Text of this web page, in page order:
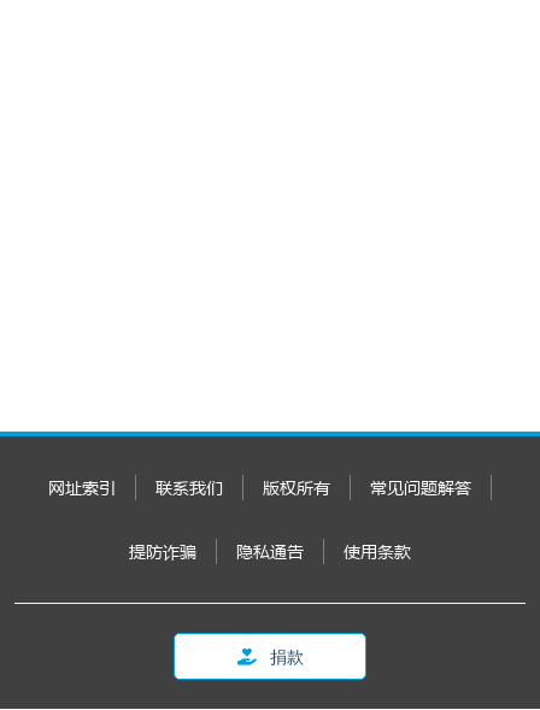
网址索引 联系我们 版权所有 常见问题解答
提防诈骗 隐私通告 使用条款
捐款